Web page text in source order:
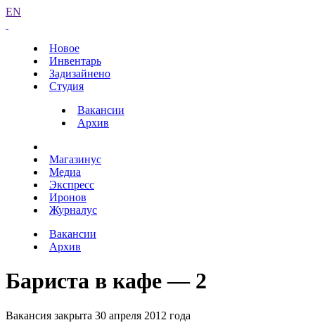
EN
Новое
Инвентарь
Задизайнено
Студия
Вакансии
Архив
Магазинус
Медиа
Экспресс
Иронов
Журналус
Вакансии
Архив
Бариста в кафе — 2
Вакансия закрыта 30 апреля 2012 года